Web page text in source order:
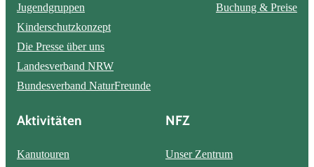
Jugendgruppen
Kinderschutzkonzept
Die Presse über uns
Landesverband NRW
Bundesverband NaturFreunde
Buchung & Preise
Aktivitäten
Kanutouren
NFZ
Unser Zentrum